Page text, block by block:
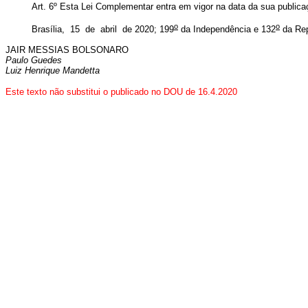
Art. 6º Esta Lei Complementar entra em vigor na data da sua
Brasília, 15 de abril de 2020; 199o da Independência e 132o da
JAIR MESSIAS BOLSONARO
Paulo Guedes
Luiz Henrique Mandetta
Este texto não substitui o publicado no DOU de 16.4.2020